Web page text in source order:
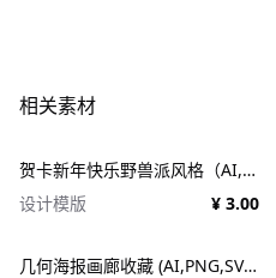
相关素材
贺卡新年快乐野兽派风格（AI,EPS）
设计模版
¥ 3.00
几何海报画廊收藏 (AI,PNG,SVG)